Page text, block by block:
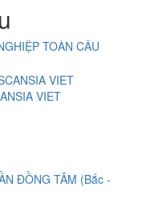
Core i7-6xx .(
i3-1005G1 /4GB
Màu Trắng )
TOÀN CẦU
VIET
TÂM (Bắc - Trung -